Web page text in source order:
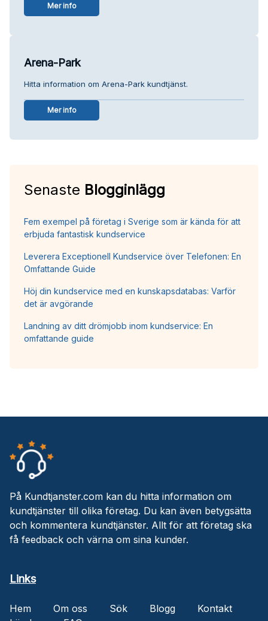
Mer info
Arena-Park
Hitta information om Arena-Park kundtjänst.
Mer info
Senaste Blogginlägg
Fem exempel på företag i Sverige som är kända för att
erbjuda fantastisk kundservice
Leverera Exceptionell Kundservice över Telefonen: En
Omfattande Guide
Höj din kundservice med en kunskapsdatabas: Varför
det är avgörande
Landning av ditt drömjobb inom kundservice: En
omfattande guide
På Kundtjanster.com kan du hitta information om
kundtjänster till olika företag. Du kan även betygsätta
och kommentera kundtjänster. Allt för att företag ska
få feedback och värna om sina kunder.
Links
Hem Om oss Sök Blogg
Kontakt